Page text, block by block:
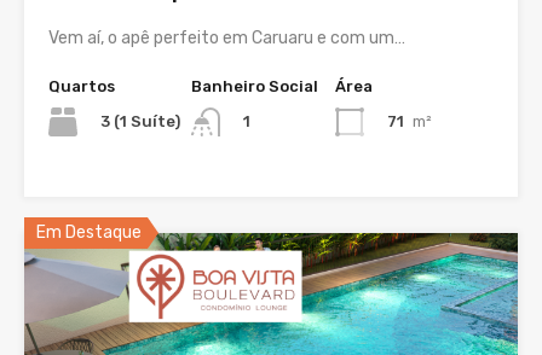
Vem aí, o apê perfeito em Caruaru e com um…
Quartos
3 (1 Suíte)
Banheiro Social
1
Área
71 m²
Em Destaque